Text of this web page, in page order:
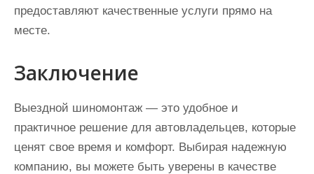
предоставляют качественные услуги прямо на
месте.
Заключение
Выездной шиномонтаж — это удобное и
практичное решение для автовладельцев, которые
ценят свое время и комфорт. Выбирая надежную
компанию, вы можете быть уверены в качестве